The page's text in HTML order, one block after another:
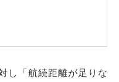
し「航続距離が足りな